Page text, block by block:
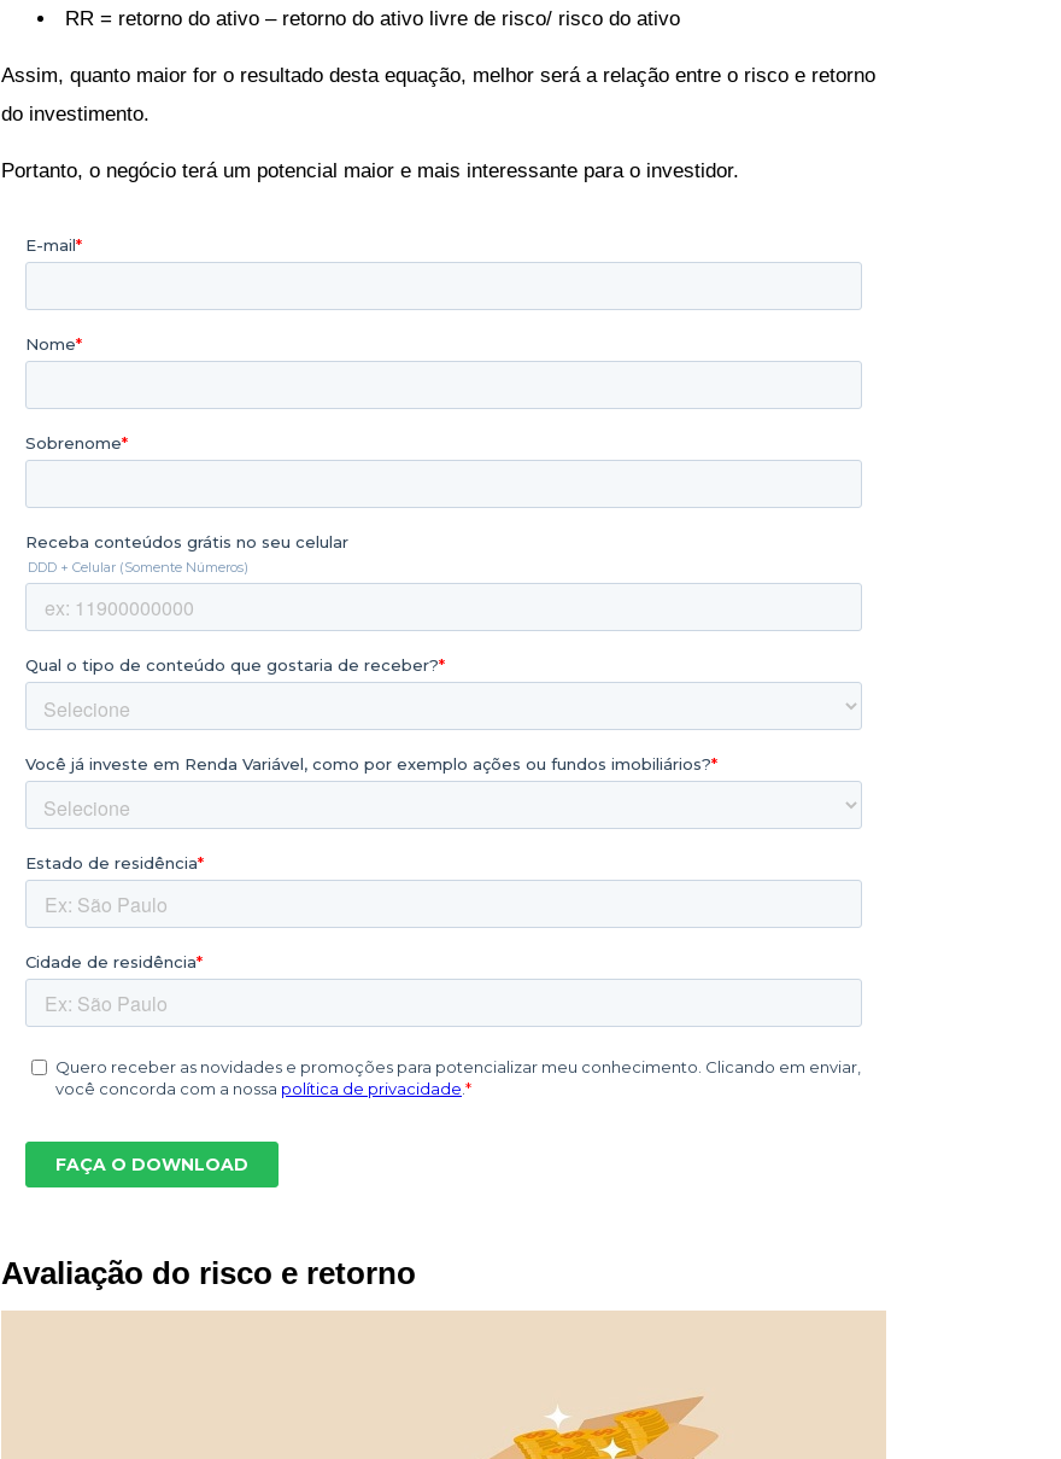
RR = retorno do ativo – retorno do ativo livre de risco/ risco do ativo
Assim, quanto maior for o resultado desta equação, melhor será a relação entre o risco e retorno
do investimento.
Portanto, o negócio terá um potencial maior e mais interessante para o investidor.
Avaliação do risco e retorno